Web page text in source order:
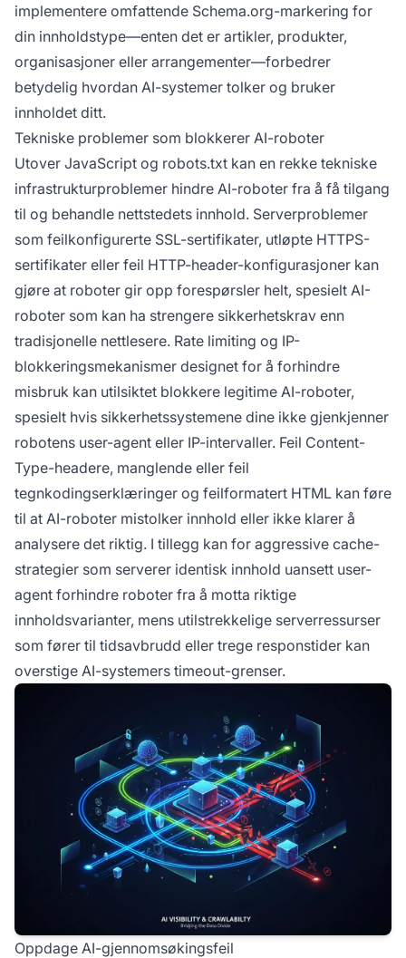
implementere omfattende Schema.org-markering for
din innholdstype—enten det er artikler, produkter,
organisasjoner eller arrangementer—forbedrer
betydelig hvordan AI-systemer tolker og bruker
innholdet ditt.
Tekniske problemer som blokkerer AI-roboter
Utover JavaScript og robots.txt kan en rekke tekniske
infrastrukturproblemer hindre AI-roboter fra å få tilgang
til og behandle nettstedets innhold. Serverproblemer
som feilkonfigurerte SSL-sertifikater, utløpte HTTPS-
sertifikater eller feil HTTP-header-konfigurasjoner kan
gjøre at roboter gir opp forespørsler helt, spesielt AI-
roboter som kan ha strengere sikkerhetskrav enn
tradisjonelle nettlesere. Rate limiting og IP-
blokkeringsmekanismer designet for å forhindre
misbruk kan utilsiktet blokkere legitime AI-roboter,
spesielt hvis sikkerhetssystemene dine ikke gjenkjenner
robotens user-agent eller IP-intervaller. Feil Content-
Type-headere, manglende eller feil
tegnkodingserklæringer og feilformatert HTML kan føre
til at AI-roboter mistolker innhold eller ikke klarer å
analysere det riktig. I tillegg kan for aggressive cache-
strategier som serverer identisk innhold uansett user-
agent forhindre roboter fra å motta riktige
innholdsvarianter, mens utilstrekkelige serverressurser
som fører til tidsavbrudd eller trege responstider kan
overstige AI-systemers timeout-grenser.
Oppdage AI-gjennomsøkingsfeil